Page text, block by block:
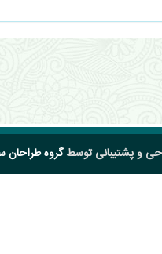
و پشتیبانی توسطگروه طراحان